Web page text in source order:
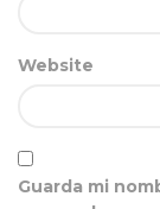
Website
Guarda mi